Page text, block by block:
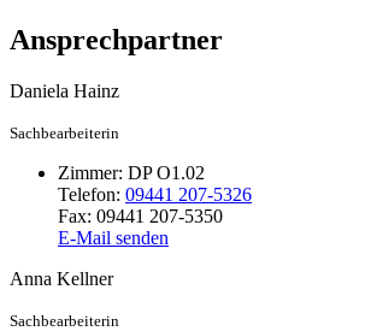
Ansprechpartner
Daniela Hainz
Sachbearbeiterin
Zimmer: DP O1.02
Telefon: 09441 207-5326
Fax: 09441 207-5350
E-Mail senden
Anna Kellner
Sachbearbeiterin